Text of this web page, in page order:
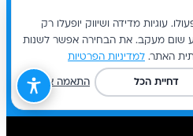
עוגיות מדידה ושיווק יופעלו רק
שום מעקב. את הבחירה אפשר לשנות
האתר. למדיניות הפרטיות
דחיית הכל התאמה אישית